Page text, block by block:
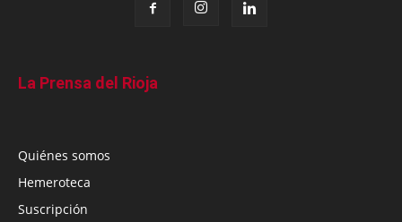
La Prensa del Rioja
Quiénes somos
Hemeroteca
Suscripción